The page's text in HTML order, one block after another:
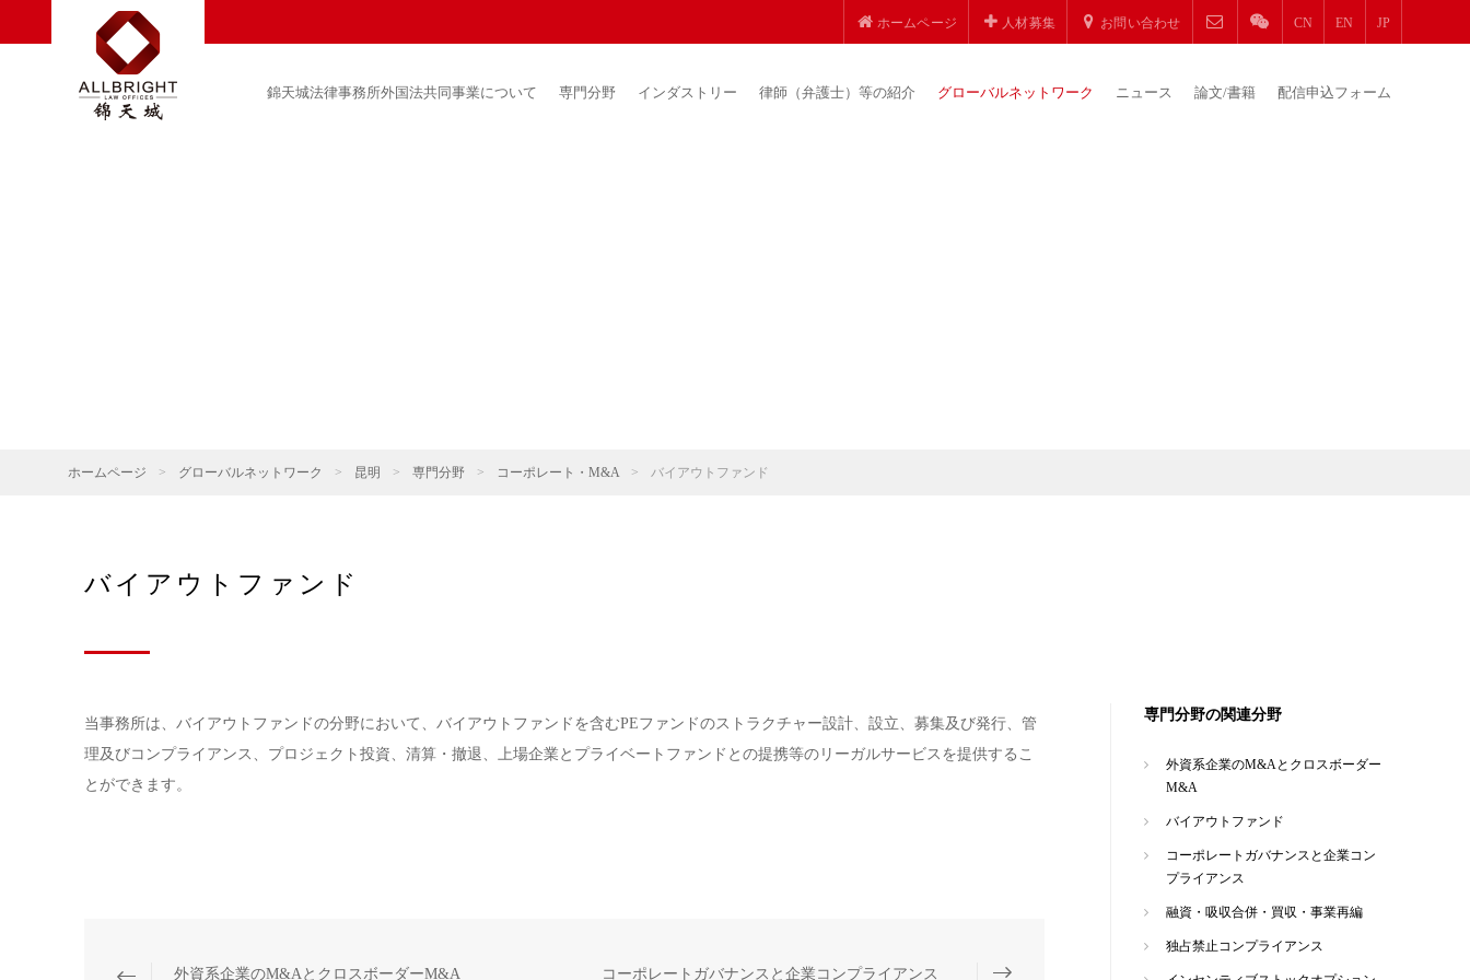
ホームページ 人材募集 お問い合わせ CN EN JP
錦天城法律事務所外国法共同事業について 専門分野 インダストリー 律師（弁護士）等の紹介 グローバルネットワーク ニュース 論文/書籍 配信申込フォーム
ホームページ > グローバルネットワーク > 昆明 > 専門分野 > コーポレート・M&A > バイアウトファンド
バイアウトファンド
当事務所は、バイアウトファンドの分野において、バイアウトファンドを含むPEファンドのストラクチャー設計、設立、募集及び発行、管
理及びコンプライアンス、プロジェクト投資、清算・撤退、上場企業とプライベートファンドとの提携等のリーガルサービスを提供するこ
とができます。
外資系企業のM&AとクロスボーダーM&A コーポレートガバナンスと企業コンプライアンス
専門分野の関連分野
外資系企業のM&Aとクロスボーダー
M&A
バイアウトファンド
コーポレートガバナンスと企業コン
プライアンス
融資・吸収合併・買収・事業再編
独占禁止コンプライアンス